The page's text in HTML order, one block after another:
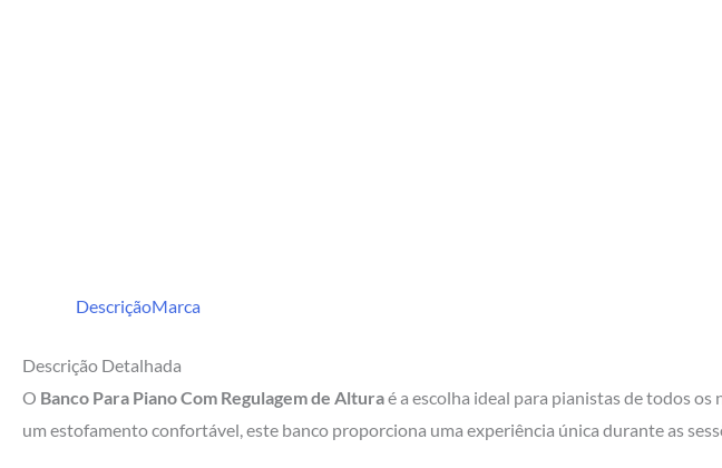
DescriçãoMarca
Descrição Detalhada
O Banco Para Piano Com Regulagem de Alturaé a escolha ideal para pianistas de todos
um estofamento confortável, este banco proporciona uma experiência única durante as